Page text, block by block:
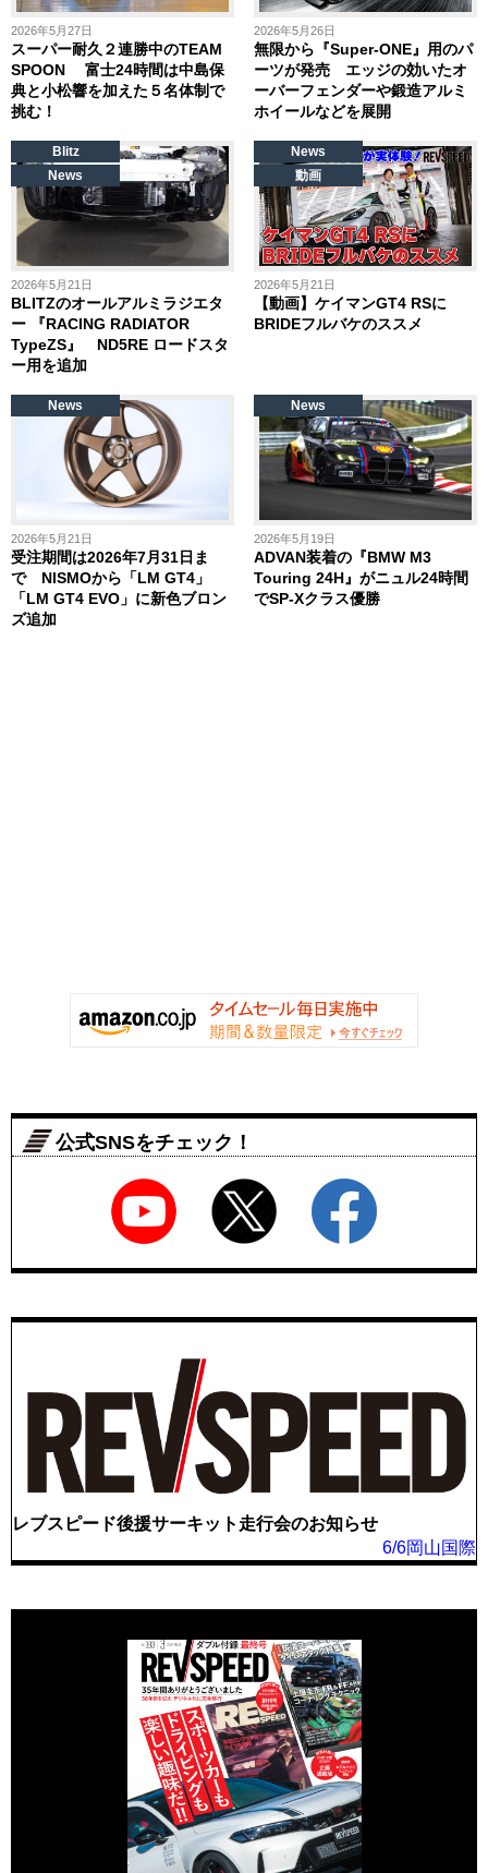
2026年5月27日
スーパー耐久２連勝中のTEAM
SPOON 富士24時間は中島保
典と小松響を加えた５名体制で
挑む！
2026年5月26日
無限から『Super-ONE』用のパ
ーツが発売 エッジの効いたオ
ーバーフェンダーや鍛造アルミ
ホイールなどを展開
2026年5月21日
BLITZのオールアルミラジエタ
ー 『RACING RADIATOR
TypeZS』 ND5RE ロードスタ
ー用を追加
Blitz
News
2026年5月21日
【動画】ケイマンGT4 RSに
BRIDEフルバケのススメ
News
動画
2026年5月21日
受注期間は2026年7月31日ま
で NISMOから「LM GT4」
「LM GT4 EVO」に新色ブロン
ズ追加
News
2026年5月19日
ADVAN装着の『BMW M3
Touring 24H』がニュル24時間
でSP-Xクラス優勝
News
公式SNSをチェック！
レブスピード後援サーキット走行会のお知らせ
6/6岡山国際